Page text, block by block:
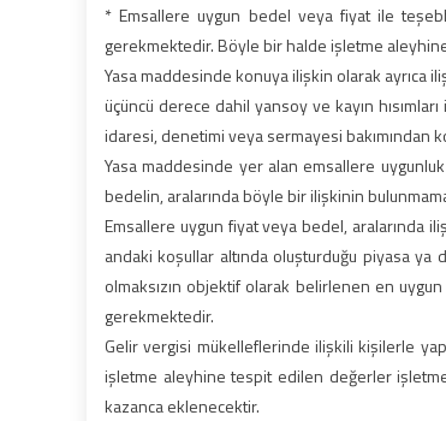
* Emsallere uygun bedel veya fiyat ile
gerekmektedir. Böyle bir halde işletme
Yasa maddesinde konuya ilişkin olarak ayrıca
üçüncü derece dahil yansoy ve kayın
idaresi, denetimi veya sermayesi bakımından
Yasa maddesinde yer alan emsallere
bedelin, aralarında böyle bir ilişkinin
Emsallere uygun fiyat veya bedel, aralarında
andaki koşullar altında oluşturduğu piyasa ya
olmaksızın objektif olarak belirlenen en
gerekmektedir.
Gelir vergisi mükelleflerinde ilişkili kişilerle
işletme aleyhine tespit edilen değerler
kazanca eklenecektir.